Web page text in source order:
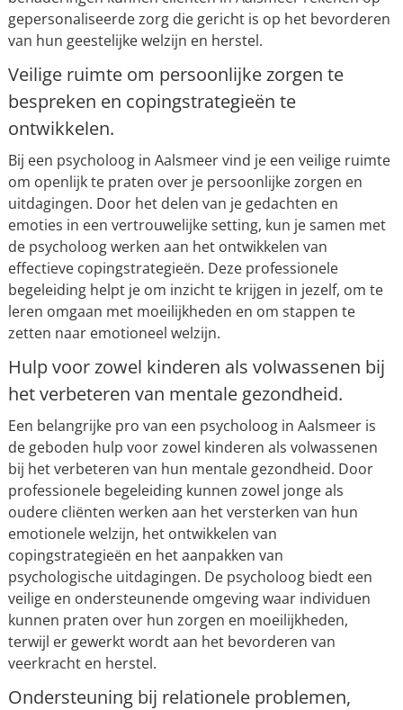
gepersonaliseerde zorg die gericht is op het bevorderen
van hun geestelijke welzijn en herstel.
Veilige ruimte om persoonlijke zorgen te
bespreken en copingstrategieën te
ontwikkelen.
Bij een psycholoog in Aalsmeer vind je een veilige ruimte
om openlijk te praten over je persoonlijke zorgen en
uitdagingen. Door het delen van je gedachten en
emoties in een vertrouwelijke setting, kun je samen met
de psycholoog werken aan het ontwikkelen van
effectieve copingstrategieën. Deze professionele
begeleiding helpt je om inzicht te krijgen in jezelf, om te
leren omgaan met moeilijkheden en om stappen te
zetten naar emotioneel welzijn.
Hulp voor zowel kinderen als volwassenen bij
het verbeteren van mentale gezondheid.
Een belangrijke pro van een psycholoog in Aalsmeer is
de geboden hulp voor zowel kinderen als volwassenen
bij het verbeteren van hun mentale gezondheid. Door
professionele begeleiding kunnen zowel jonge als
oudere cliënten werken aan het versterken van hun
emotionele welzijn, het ontwikkelen van
copingstrategieën en het aanpakken van
psychologische uitdagingen. De psycholoog biedt een
veilige en ondersteunende omgeving waar individuen
kunnen praten over hun zorgen en moeilijkheden,
terwijl er gewerkt wordt aan het bevorderen van
veerkracht en herstel.
Ondersteuning bij relationele problemen,